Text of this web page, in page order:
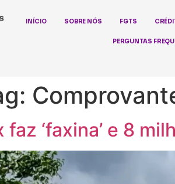
INÍCIO SOBRE NÓS FGTS
PERGUNTAS
faz ‘faxina’ e 8